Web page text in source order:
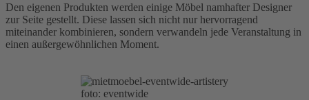
Den eigenen Produkten werden einige Möbel namhafter Designer
zur Seite gestellt. Diese lassen sich nicht nur hervorragend
miteinander kombinieren, sondern verwandeln jede Veranstaltung in
einen außergewöhnlichen Moment.
foto: eventwide